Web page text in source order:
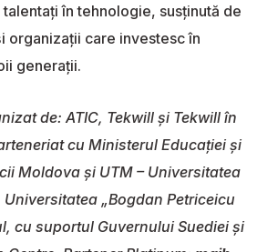
în tehnologie, susținută de
organizații care investesc în
generații.
de: ATIC, Tekwill și Tekwill în
cu Ministerul Educației și
Moldova și UTM – Universitatea
„Bogdan Petriceicu
cu suportul Guvernului Suediei și